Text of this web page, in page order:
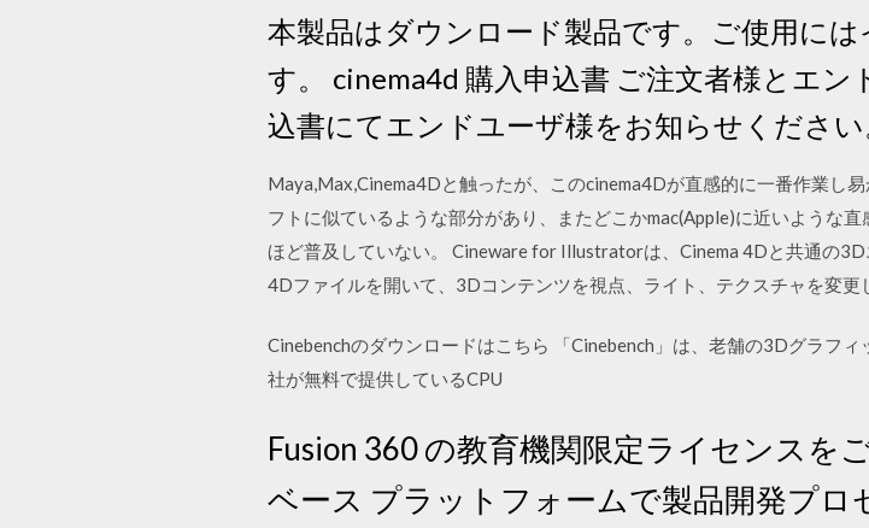
本製品はダウンロード製品です。ご使用に
す。 cinema4d 購入申込書 ご注文者様とエ
込書にてエンドユーザ様をお知らせください
Maya,Max,Cinema4Dと触ったが、このcinema4Dが直感的に一番作業し
フトに似ているような部分があり、またどこかmac(Apple)に近いような
ほど普及していない。 Cineware for Illustratorは、Cinema 4Dと共通の
4Dファイルを開いて、3Dコンテンツを視点、ライト、テクスチャを変更
Cinebenchのダウンロードはこちら 「Cinebench」は、老舗の3Dグラフ
社が無料で提供しているCPU
Fusion 360 の教育機関限定ライセンスを
ベース プラットフォームで製品開発プロ